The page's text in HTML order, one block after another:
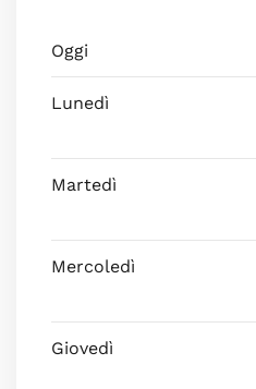
Oggi
Lunedì
Martedì
Mercoledì
Giovedì